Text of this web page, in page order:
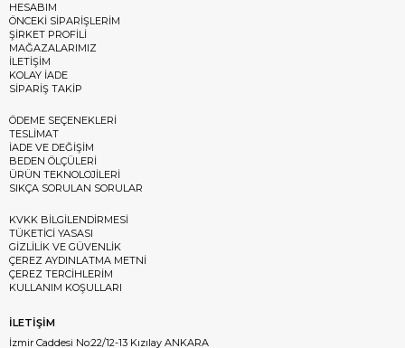
HESABIM
ÖNCEKİ SİPARİŞLERİM
ŞİRKET PROFİLİ
MAĞAZALARIMIZ
İLETİŞİM
KOLAY İADE
SİPARİŞ TAKİP
ÖDEME SEÇENEKLERİ
TESLİMAT
İADE VE DEĞİŞİM
BEDEN ÖLÇÜLERİ
ÜRÜN TEKNOLOJİLERİ
SIKÇA SORULAN SORULAR
KVKK BİLGİLENDİRMESİ
TÜKETİCİ YASASI
GİZLİLİK VE GÜVENLİK
ÇEREZ AYDINLATMA METNİ
ÇEREZ TERCİHLERİM
KULLANIM KOŞULLARI
İLETİŞİM
İzmir Caddesi No:22/12-13 Kızılay ANKARA